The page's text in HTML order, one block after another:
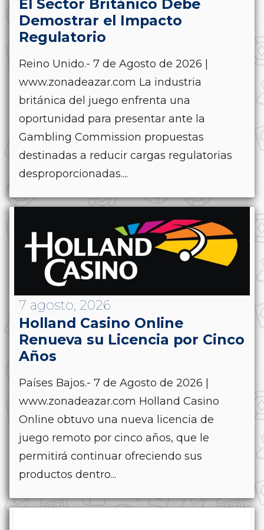
El Sector Británico Debe
Demostrar el Impacto
Regulatorio
Reino Unido.- 7 de Agosto de 2026 |
www.zonadeazar.com La industria
británica del juego enfrenta una
oportunidad para presentar ante la
Gambling Commission propuestas
destinadas a reducir cargas regulatorias
desproporcionadas....
7 agosto, 2026
Holland Casino Online
Renueva su Licencia por Cinco
Años
Países Bajos.- 7 de Agosto de 2026 |
www.zonadeazar.com Holland Casino
Online obtuvo una nueva licencia de
juego remoto por cinco años, que le
permitirá continuar ofreciendo sus
productos dentro...